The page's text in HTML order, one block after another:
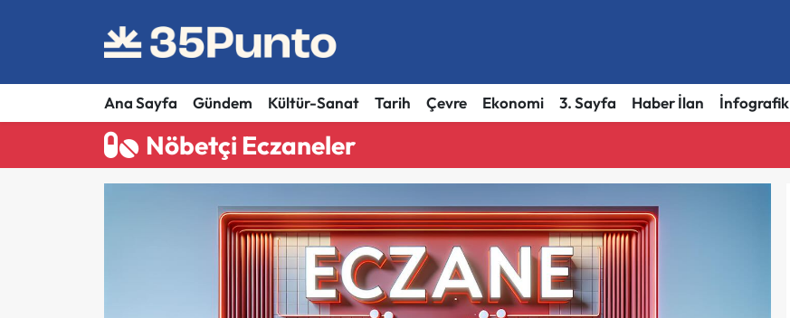
Ana Sayfa Gündem Kültür-Sanat Tarih Çevre Ekonomi 3. Sayfa Haber İlan İnfografik
Nöbetçi Eczaneler